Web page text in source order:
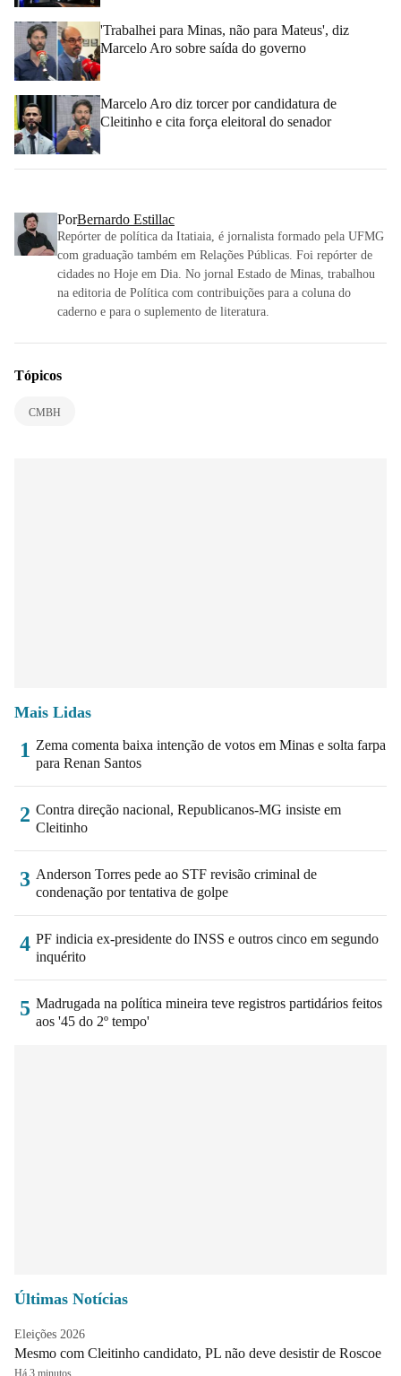
'Trabalhei para Minas, não para Mateus', diz
Marcelo Aro sobre saída do governo
Marcelo Aro diz torcer por candidatura de
Cleitinho e cita força eleitoral do senador
PorBernardo Estillac
Repórter de política da Itatiaia, é jornalista formado pela UFMG
com graduação também em Relações Públicas. Foi repórter de
cidades no Hoje em Dia. No jornal Estado de Minas, trabalhou
na editoria de Política com contribuições para a coluna do
caderno e para o suplemento de literatura.
Tópicos
CMBH
Mais Lidas
1 Zema comenta baixa intenção de votos em Minas e solta farpa
para Renan Santos
2 Contra direção nacional, Republicanos-MG insiste em
Cleitinho
3 Anderson Torres pede ao STF revisão criminal de
condenação por tentativa de golpe
4 PF indicia ex-presidente do INSS e outros cinco em segundo
inquérito
5 Madrugada na política mineira teve registros partidários feitos
aos '45 do 2º tempo'
Últimas Notícias
Eleições 2026
Mesmo com Cleitinho candidato, PL não deve desistir de Roscoe
Há 3 minutos